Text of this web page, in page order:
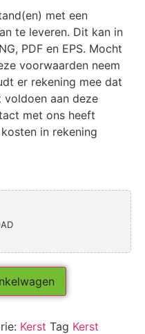
met een
te leveren. Dit kan in
PDF en EPS. Mocht
voorwaarden neem
er rekening mee dat
voldoen aan deze
met ons heeft
in rekening
Kerst Tag Kerst